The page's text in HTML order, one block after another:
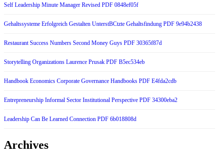
Self Leadership Minute Manager Revised PDF 0848ef05f
Gehaltssysteme Erfolgreich Gestalten UnterstBCtzte Gehaltsfindung PDF 9e94b2438
Restaurant Success Numbers Second Money Guys PDF 30365f87d
Storytelling Organizations Laurence Prusak PDF B5ec534eb
Handbook Economics Corporate Governance Handbooks PDF E4fda2cdb
Entrepreneurship Informal Sector Institutional Perspective PDF 34300eba2
Leadership Can Be Learned Connection PDF 6b018808d
Archives